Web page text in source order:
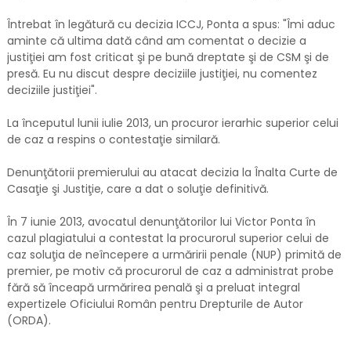
Întrebat în legătură cu decizia ICCJ, Ponta a spus: "Îmi aduc
aminte că ultima dată când am comentat o decizie a
justiţiei am fost criticat şi pe bună dreptate şi de CSM şi de
presă. Eu nu discut despre deciziile justiţiei, nu comentez
deciziile justiţiei".
La începutul lunii iulie 2013, un procuror ierarhic superior celui
de caz a respins o contestaţie similară.
Denunţătorii premierului au atacat decizia la Înalta Curte de
Casaţie şi Justiţie, care a dat o soluţie definitivă.
În 7 iunie 2013, avocatul denunţătorilor lui Victor Ponta în
cazul plagiatului a contestat la procurorul superior celui de
caz soluţia de neîncepere a urmăririi penale (NUP) primită de
premier, pe motiv că procurorul de caz a administrat probe
fără să înceapă urmărirea penală şi a preluat integral
expertizele Oficiului Român pentru Drepturile de Autor
(ORDA).